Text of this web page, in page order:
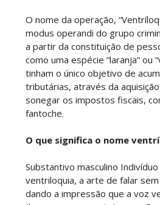
O nome da operação,
modus operandi do grupo
a partir da constituição de
como uma espécie “laranja” ou
tinham o único objetivo de
tributárias, através da
sonegar os impostos fiscais,
fantoche.
O que significa o nome
Substantivo masculino
ventriloquia, a arte de falar
dando a impressão que a voz